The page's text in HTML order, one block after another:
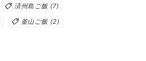
済州島ご飯(7)
釜山ご飯(2)